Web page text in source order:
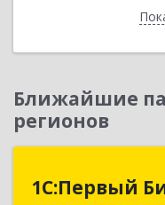
Ближайшие
регионов
1С:Первый